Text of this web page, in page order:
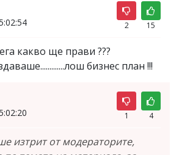
2 15
какво ще прави ???
бизнес план !!!
1 4
изтрит от модераторите,